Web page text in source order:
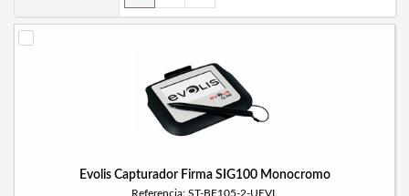
Evolis Capturador Firma SIG100 Monocromo
Referencia: ST-BE105-2-UEVL